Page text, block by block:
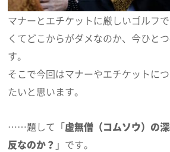
マナーとエチケットに厳しいゴルフ
くてどこからがダメなのか、今ひと
す。
そこで今回はマナーやエチケットに
たいと思います。
……題して「虚無僧（コムソウ）の
反なのか？ 」です。